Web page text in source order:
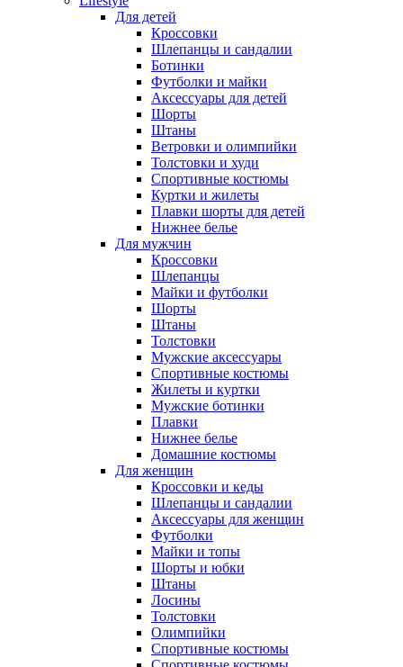
Для детей
Кроссовки
Шлепанцы и сандалии
Ботинки
Футболки и майки
Аксессуары для детей
Шорты
Штаны
Ветровки и олимпийки
Толстовки и худи
Спортивные костюмы
Куртки и жилеты
Плавки шорты для детей
Нижнее белье
Для мужчин
Кроссовки
Шлепанцы
Майки и футболки
Шорты
Штаны
Толстовки
Мужские аксессуары
Спортивные костюмы
Жилеты и куртки
Мужские ботинки
Плавки
Нижнее белье
Домашние костюмы
Для женщин
Кроссовки и кеды
Шлепанцы и сандалии
Аксессуары для женщин
Футболки
Майки и топы
Шорты и юбки
Штаны
Лосины
Толстовки
Олимпийки
Спортивные костюмы